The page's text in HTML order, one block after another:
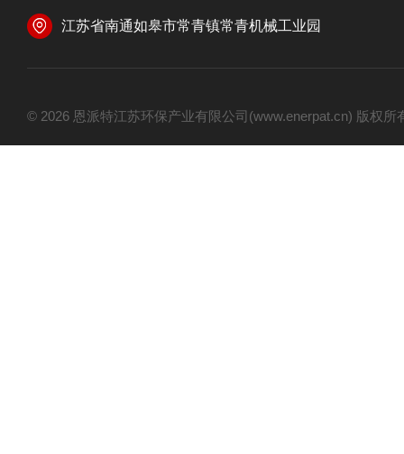
江苏省南通如皋市常青镇常青机械工业园
© 2026 恩派特江苏环保产业有限公司(www.enerpat.cn) 版权